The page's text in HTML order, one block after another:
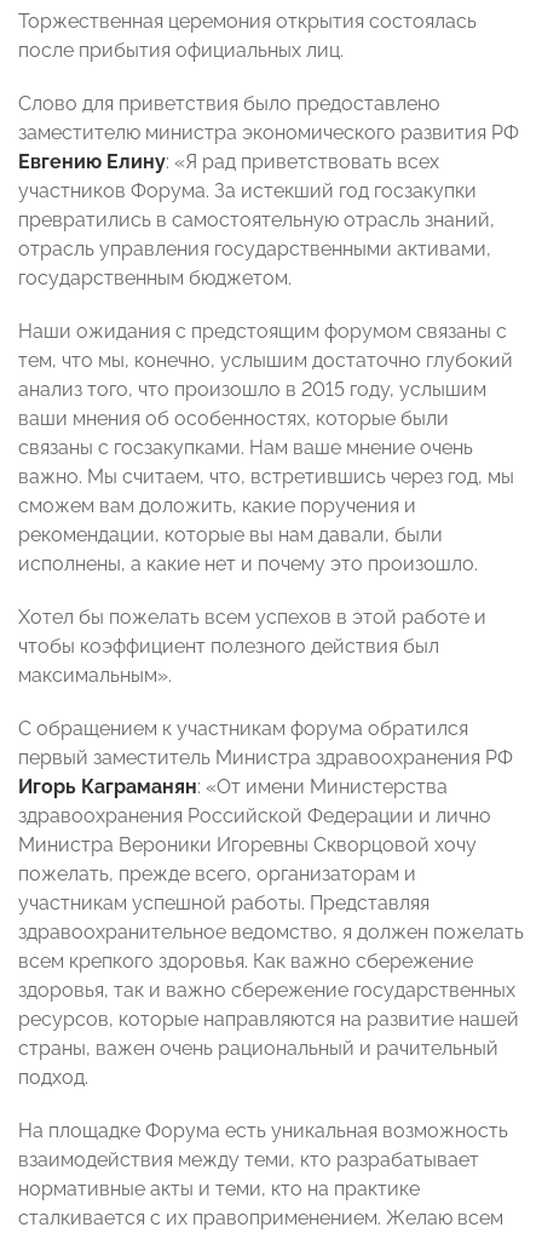
Торжественная церемония открытия состоялась
после прибытия официальных лиц.
Слово для приветствия было предоставлено
заместителю министра экономического развития РФ
Евгению Елину: «Я рад приветствовать всех
участников Форума. За истекший год госзакупки
превратились в самостоятельную отрасль знаний,
отрасль управления государственными активами,
государственным бюджетом.
Наши ожидания с предстоящим форумом связаны с
тем, что мы, конечно, услышим достаточно глубокий
анализ того, что произошло в 2015 году, услышим
ваши мнения об особенностях, которые были
связаны с госзакупками. Нам ваше мнение очень
важно. Мы считаем, что, встретившись через год, мы
сможем вам доложить, какие поручения и
рекомендации, которые вы нам давали, были
исполнены, а какие нет и почему это произошло.
Хотел бы пожелать всем успехов в этой работе и
чтобы коэффициент полезного действия был
максимальным».
С обращением к участникам форума обратился
первый заместитель Министра здравоохранения РФ
Игорь Каграманян: «От имени Министерства
здравоохранения Российской Федерации и лично
Министра Вероники Игоревны Скворцовой хочу
пожелать, прежде всего, организаторам и
участникам успешной работы. Представляя
здравоохранительное ведомство, я должен пожелать
всем крепкого здоровья. Как важно сбережение
здоровья, так и важно сбережение государственных
ресурсов, которые направляются на развитие нашей
страны, важен очень рациональный и рачительный
подход.
На площадке Форума есть уникальная возможность
взаимодействия между теми, кто разрабатывает
нормативные акты и теми, кто на практике
сталкивается с их правоприменением. Желаю всем